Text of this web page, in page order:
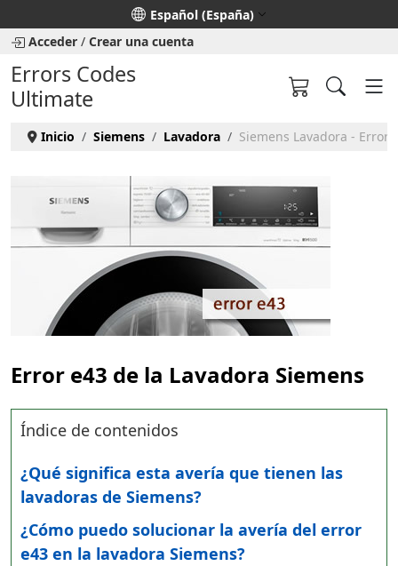
Seleccione su idioma
Español (España)
Acceder / Crear una cuenta
Errors Codes
Ultimate
Inicio Siemens Lavadora Siemens Lavadora - Error
Error e43 de la Lavadora Siemens
Índice de contenidos
¿Qué significa esta avería que tienen las
lavadoras de Siemens?
¿Cómo puedo solucionar la avería del error
e43 en la lavadora Siemens?